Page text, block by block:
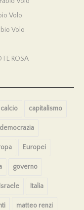
Volo
Volo
ROSA
calcio capitalismo
democrazia
Europei
governo
Israele Italia
matteo renzi